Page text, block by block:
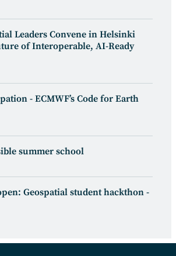
Leaders Convene in Helsinki
of Interoperable, AI-Ready
- ECMWF’s Code for Earth
summer school
Geospatial student hackthon -